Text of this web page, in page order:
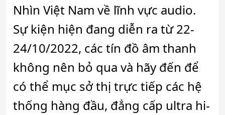
Nhìn Việt Nam về lĩnh vực audio.
Sự kiện hiện đang diễn ra từ 22-
24/10/2022, các tín đồ âm thanh
không nên bỏ qua và hãy đến để
có thể mục sở thị trực tiếp các hệ
thống hàng đầu, đẳng cấp ultra hi-